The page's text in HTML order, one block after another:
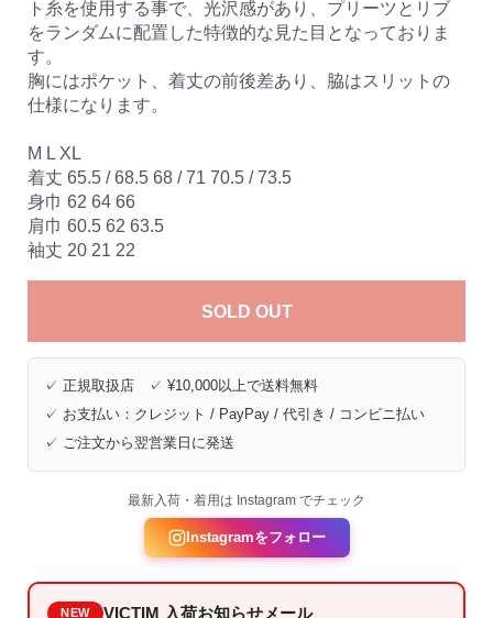
ト糸を使用する事で、光沢感があり、プリーツとリブ
をランダムに配置した特徴的な見た目となっておりま
す。
胸にはポケット、着丈の前後差あり、脇はスリットの
仕様になります。
M L XL
着丈 65.5 / 68.5 68 / 71 70.5 / 73.5
身巾 62 64 66
肩巾 60.5 62 63.5
袖丈 20 21 22
SOLD OUT
✓ 正規取扱店 ✓ ¥10,000以上で送料無料
✓ お支払い：クレジット / PayPay / 代引き / コンビニ払い
✓ ご注文から翌営業日に発送
最新入荷・着用は Instagram でチェック
Instagramをフォロー
NEW VICTIM 入荷お知らせメール